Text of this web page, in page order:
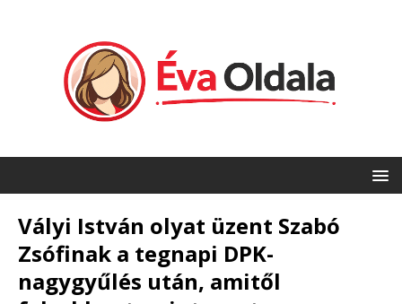
Vályi István olyat üzent Szabó
Zsófinak a tegnapi DPK-
nagygyűlés után, amitől